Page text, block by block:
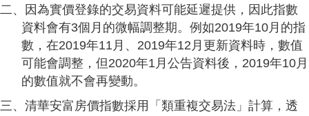
二、因為實價登錄的交易資料可能延遲提供，因此指數
資料會有3個月的微幅調整期。例如2019年10月的指
數，在2019年11月、2019年12月更新資料時，數值
可能會調整，但2020年1月公告資料後，2019年10月
的數值就不會再變動。
三、清華安富房價指數採用「類重複交易法」計算，透